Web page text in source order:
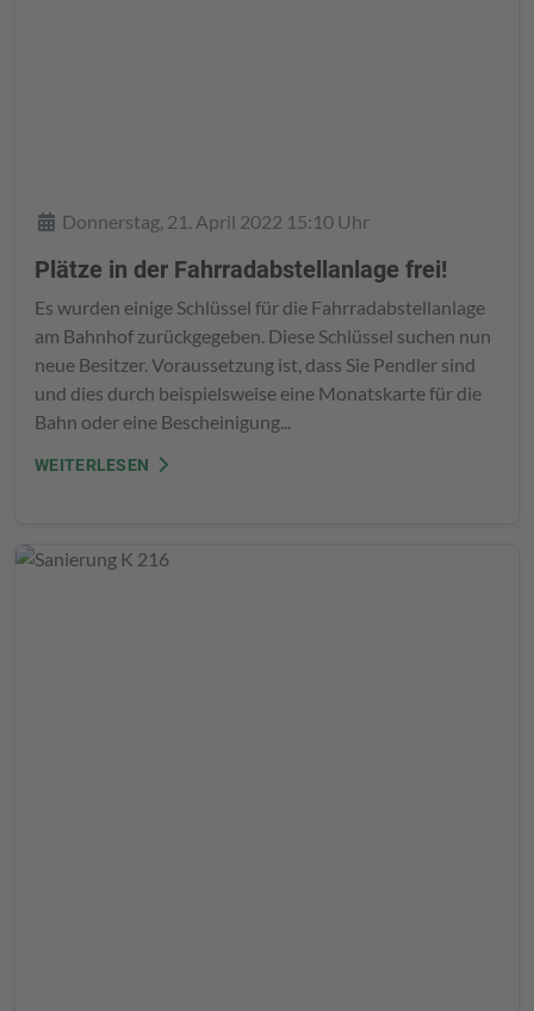
DetailsDonnerstag, 21. April 2022 15:10 Uhr
Plätze in der Fahrradabstellanlage frei!
Es wurden einige Schlüssel für die Fahrradabstellanlage
am Bahnhof zurückgegeben. Diese Schlüssel suchen nun
neue Besitzer. Voraussetzung ist, dass Sie Pendler sind
und dies durch beispielsweise eine Monatskarte für die
Bahn oder eine Bescheinigung...
WEITERLESEN